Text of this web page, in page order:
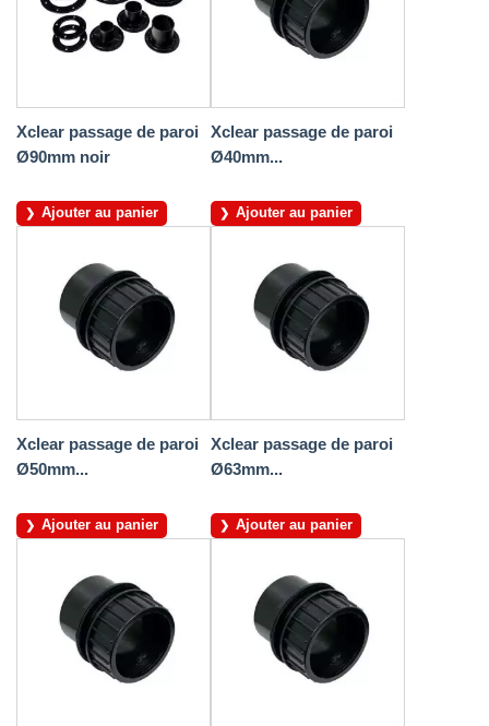
Xclear passage de paroi
Ø90mm noir
Ajouter au panier
Xclear passage de paroi
Ø40mm...
Ajouter au panier
Xclear passage de paroi
Ø50mm...
Ajouter au panier
Xclear passage de paroi
Ø63mm...
Ajouter au panier